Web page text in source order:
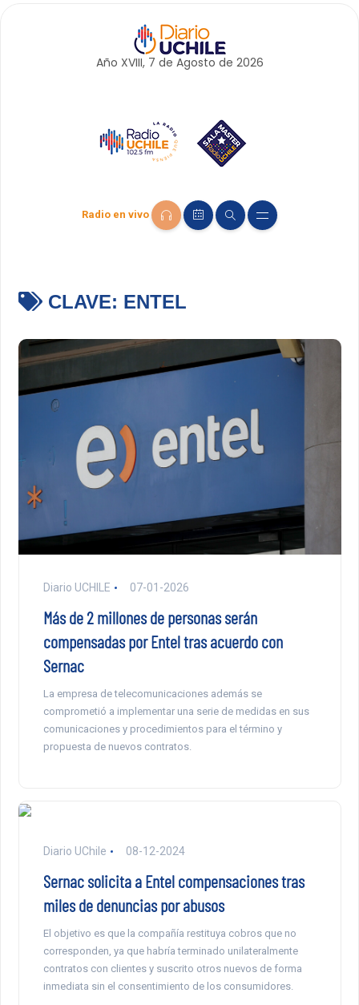
Año XVIII, 7 de Agosto de 2026
Radio en vivo
CLAVE: ENTEL
Diario UCHILE 07-01-2026
Más de 2 millones de personas serán
compensadas por Entel tras acuerdo con
Sernac
La empresa de telecomunicaciones además se
comprometió a implementar una serie de medidas en sus
comunicaciones y procedimientos para el término y
propuesta de nuevos contratos.
Diario UChile 08-12-2024
Sernac solicita a Entel compensaciones tras
miles de denuncias por abusos
El objetivo es que la compañía restituya cobros que no
corresponden, ya que habría terminado unilateralmente
contratos con clientes y suscrito otros nuevos de forma
inmediata sin el consentimiento de los consumidores.